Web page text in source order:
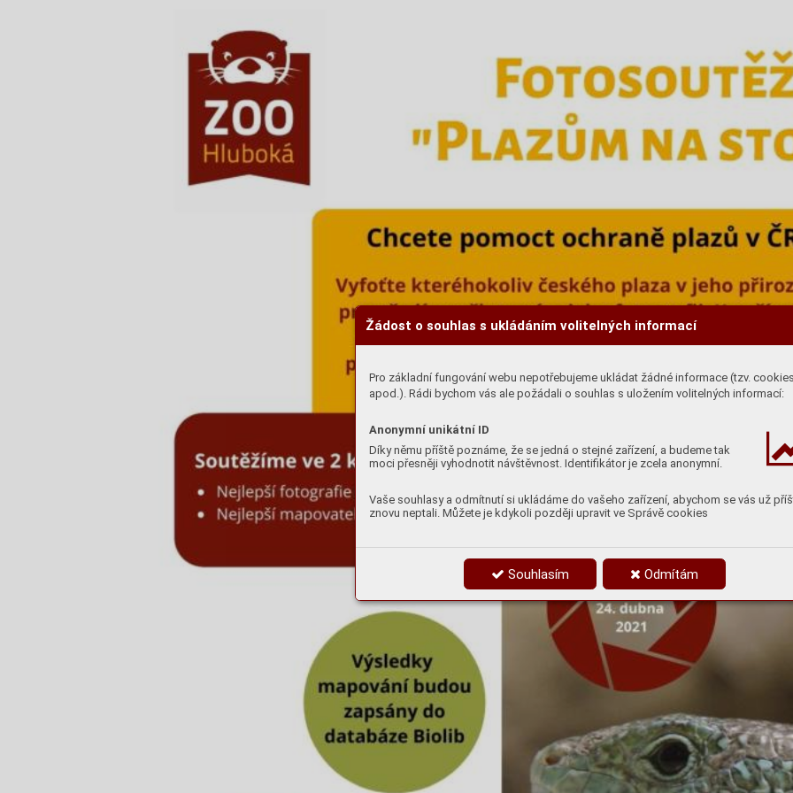
Žádost o souhlas s ukládáním volitelných informací
Pro základní fungování webu nepotřebujeme ukládat žádné informace (tzv.
apod.). Rádi bychom vás ale požádali o souhlas s uložením volitelných informací:
Anonymní unikátní ID
Díky němu příště poznáme, že se jedná o stejné zařízení, a budeme tak
moci přesněji vyhodnotit návštěvnost. Identifikátor je zcela anonymní.
Vaše souhlasy a odmítnutí si ukládáme do vašeho zařízení, abychom se vás už
znovu neptali. Můžete je kdykoli později upravit ve Správě cookies
Souhlasím Odmítám